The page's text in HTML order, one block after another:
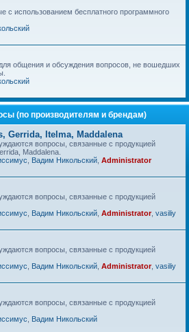
с использованием бесплатного программного
общения и обсуждения вопросов, не вошедших
(по производителям и брендам)
Gerrida, Itelma, Maddalena
вопросы, связанные с продукцией
Maddalena.
Вадим Никольский Administrator
вопросы, связанные с продукцией
Вадим Никольский Administrator, vasiliy
вопросы, связанные с продукцией
Вадим Никольский Administrator, vasiliy
вопросы, связанные с продукцией
Вадим Никольский